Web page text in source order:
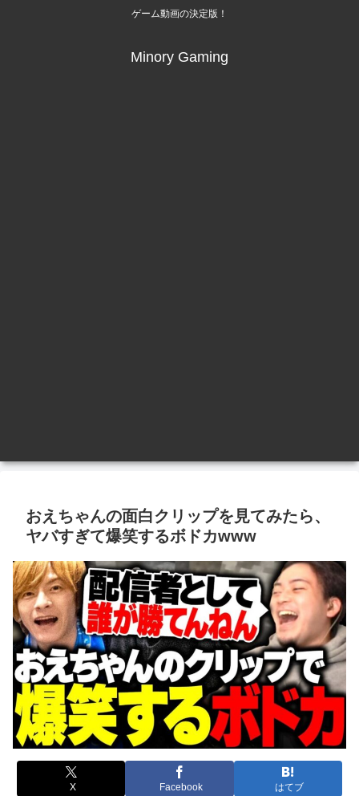
ゲーム動画の決定版！
Minory Gaming
おえちゃんの面白クリップを見てみたら、
ヤバすぎて爆笑するボドカwww
X Facebook はてブ